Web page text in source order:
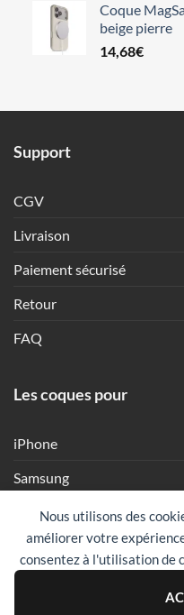
Nous utilisons des
améliorer votre
consentez à l'utilisation de
Coque
beige pierre
14,68€
Support
CGV
Livraison
Paiement sécurisé
Retour
FAQ
Les coques pour
iPhone
Samsung
Xiaomi
Google
Huawei